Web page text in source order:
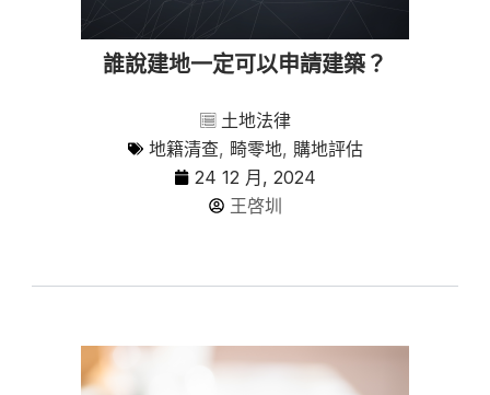
誰說建地一定可以申請建築？
土地法律
地籍清查, 畸零地, 購地評估
24 12 月, 2024
王啓圳